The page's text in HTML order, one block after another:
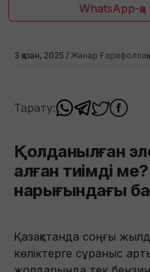
WhatsApp-қа
3 қазан, 2025 / Жанар
Тарату:
Қолданылған
алған тиімді
нарығындағы
Қазақстанда соңғы
көліктерге сұраныс